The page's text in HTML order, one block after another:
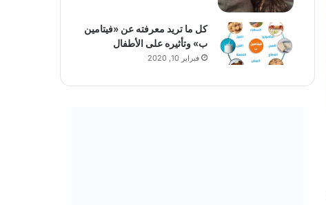
كل ما تريد معرفته عن «فيتامين
ب» وتأثيره على الأطفال
فبراير 10, 2020